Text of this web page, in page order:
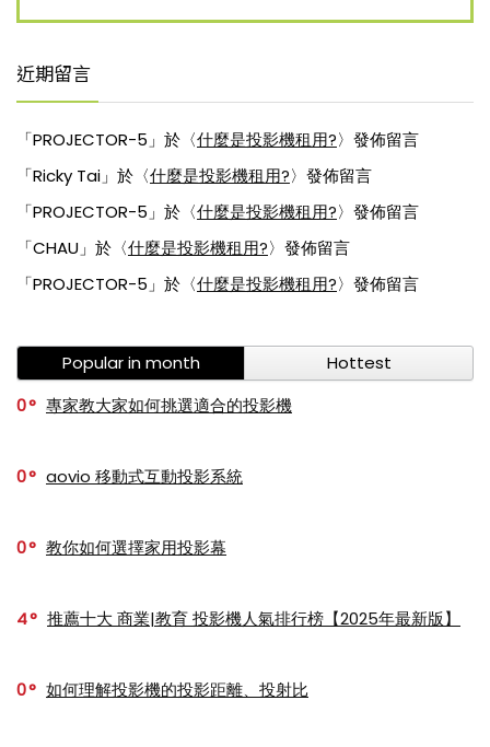
近期留言
「PROJECTOR-5 」於〈什麼是投影機租用?〉發佈留言
「Ricky Tai 」於〈什麼是投影機租用?〉發佈留言
「PROJECTOR-5 」於〈什麼是投影機租用?〉發佈留言
「CHAU 」於〈什麼是投影機租用?〉發佈留言
「PROJECTOR-5 」於〈什麼是投影機租用?〉發佈留言
Popular in month
Hottest
0
專家教大家如何挑選適合的投影機
0 aovio 移動式互動投影系統
0 教你如何選擇家用投影幕
4 推薦十大 商業|教育 投影機人氣排行榜【2025年最新版】
0 如何理解投影機的投影距離、投射比